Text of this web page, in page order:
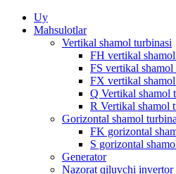
Uy
Mahsulotlar
Vertikal shamol turbinasi
FH vertikal
FS vertikal shamol
FX vertikal
Q Vertikal shamol
R Vertikal shamol
Gorizontal shamol
FK gorizontal
S gorizontal
Generator
Nazorat qiluvchi invertor